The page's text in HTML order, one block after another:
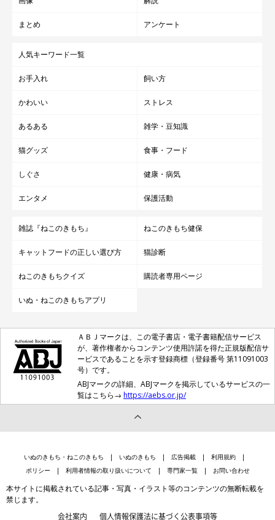
まとめ アンケート
人気キーワード一覧
お手入れ 飼い方
かわいい ストレス
あるある 雑学・豆知識
猫グッズ 食事・フード
しぐさ 健康・病気
エンタメ 保護活動
雑誌『ねこのきもち』 ねこのきもち健保
キャットフードの正しい選び方 猫診断
ねこのきもちクイズ 購読者専用ページ
いぬ・ねこのきもちアプリ
ＡＢＪマークは、この電子書店・電子書籍配信サービス
が、著作権者からコンテンツ使用許諾を得た正規版配信サ
ービスであることを示す登録商標（登録番号 第11091003
号）です。
ABJマークの詳細、ABJマークを掲示しているサービスの一
覧はこちら→ https://aebs.or.jp/
いぬのきもち・ねこのきもち いぬのきもち 広告掲載
利用規約
ポリシー
利用者情報の取り扱いについて 専門家一覧 お問い合わせ
本サイトに掲載されている記事・写真・イラスト等のコンテンツの無断転載を
禁じます。
会社案内 個人情報保護法に基づく公表事項等